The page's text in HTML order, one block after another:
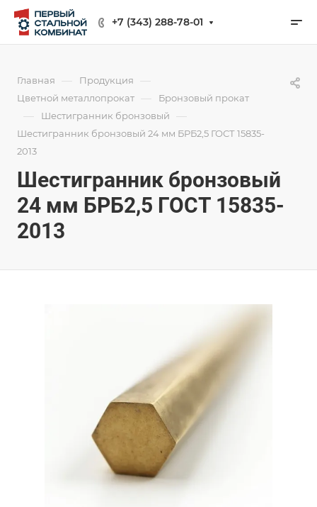
+7 (343) 288-78-01
Главная — Продукция —
Цветной металлопрокат — Бронзовый прокат
— Шестигранник бронзовый —
Шестигранник бронзовый 24 мм БРБ2,5 ГОСТ 15835-
2013
Шестигранник бронзовый
24 мм БРБ2,5 ГОСТ 15835-
2013